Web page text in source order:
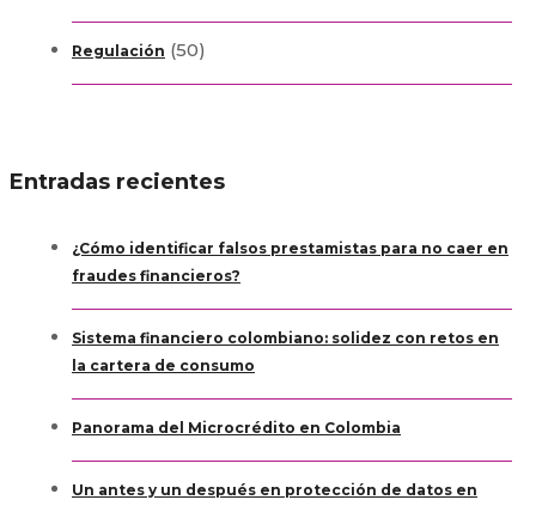
Regulación (50)
Entradas recientes
¿Cómo identificar falsos prestamistas para no caer en
fraudes financieros?
Sistema financiero colombiano: solidez con retos en
la cartera de consumo
Panorama del Microcrédito en Colombia
Un antes y un después en protección de datos en